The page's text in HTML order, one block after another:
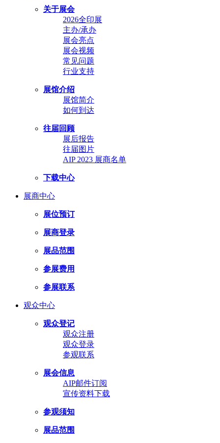
关于展会
2026全印展
主办/承办
展会亮点
展会视频
常见问题
行业支持
展馆介绍
展馆简介
如何到达
往届回顾
展后报告
往届图片
AIP 2023 展商名单
下载中心
展商中心
展位预订
展商登录
展品范围
参展费用
参展联系
观众中心
观众登记
观众注册
观众登录
参观联系
展会信息
AIP邮件订阅
宣传资料下载
参观须知
展品范围